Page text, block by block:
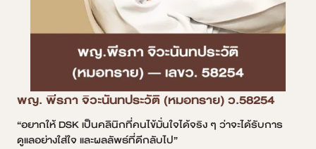
พญ. พีรภา จิวะนันทประวัติ (หมอทราย) ว.58254
“อยากให้ DSK เป็นคลินิกที่คนไข้มั่นใจได้จริง ๆ ว่าจะได้รับการ
ดูแลอย่างใส่ใจ และผลลัพธ์ที่ดีกลับไป”